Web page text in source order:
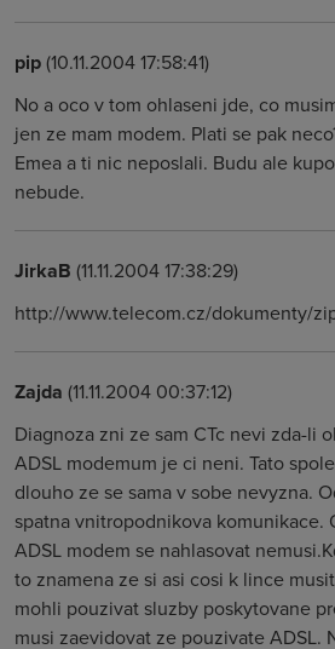
pip(10.11.2004 17:58:41)
No a oco v tom ohlaseni jde, co
jen ze mam modem. Plati se pak
Emea a ti nic neposlali. Budu ale
nebude.
JirkaB (11.11.2004 17:38:29)
http://www.telecom.cz/dokumenty/
Zajda (11.11.2004 00:37:12)
Diagnoza zni ze sam CTc nevi zda-li
ADSL modemum je ci neni. Tato
dlouho ze se sama v sobe nevyzna.
spatna vnitropodnikova komunikace.
ADSL modem se nahlasovat
to znamena ze si asi cosi k lince
mohli pouzivat sluzby poskytovane
musi zaevidovat ze pouzivate ADSL.